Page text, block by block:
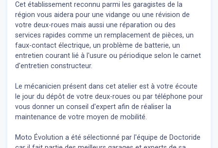
Cet établissement reconnu parmi les garagistes de la
région vous aidera pour une vidange ou une révision de
votre deux-roues mais aussi une réparation ou des
services rapides comme un remplacement de pièces, un
faux-contact électrique, un problème de batterie, un
entretien courant lié à l'usure ou périodique selon le carnet
d'entretien constructeur.
Le mécanicien présent dans cet atelier est à votre écoute
le jour du dépôt de votre deux-roues ou par téléphone pour
vous donner un conseil d'expert afin de réaliser la
maintenance de votre moyen de mobilité.
Moto Évolution a été sélectionné par l'équipe de Doctoride